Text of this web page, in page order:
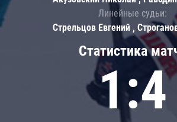
Статистика
1:4
Линейные судьи:
Стрельцов Евгений ,